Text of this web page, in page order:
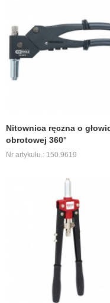
Nitownica ręczna o
obrotowej 360°
Nr artykułu.: 150.9619